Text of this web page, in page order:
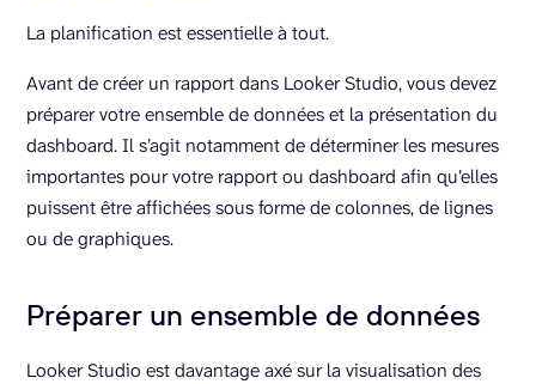
La planification est essentielle à tout.
Avant de créer un rapport dans Looker Studio, vous devez
préparer votre ensemble de données et la présentation du
dashboard. Il s’agit notamment de déterminer les mesures
importantes pour votre rapport ou dashboard afin qu’elles
puissent être affichées sous forme de colonnes, de lignes
ou de graphiques.
Préparer un ensemble de données
Looker Studio est davantage axé sur la visualisation des